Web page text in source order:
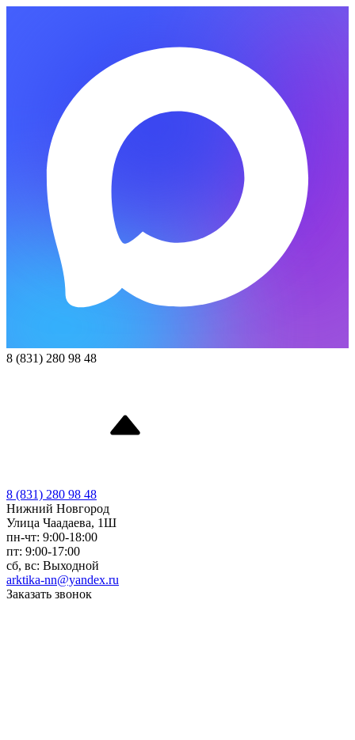
8 (831) 280 98 48
8 (831) 280 98 48
Нижний Новгород
Улица Чаадаева, 1Ш
пн-чт: 9:00-18:00
пт: 9:00-17:00
сб, вс: Выходной
arktika-nn@yandex.ru
Заказать звонок